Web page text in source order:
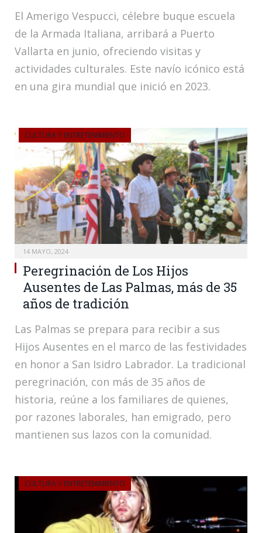
El Amerigo Vespucci, célebre buque escuela
de la Armada Italiana, arribará a Puerto
Vallarta en junio, ofreciendo visitas y
actividades culturales. Este navío icónico está
en una gira mundial que inició en 2023.
CULTURA Y ENTRETENIMIENTO
14 MAYO, 2024
Peregrinación de Los Hijos
Ausentes de Las Palmas, más de 35
años de tradición
Las Palmas se prepara para recibir a sus
Hijos Ausentes en el marco de las festividades
en honor a San Isidro Labrador. La tradicional
peregrinación, con más de 35 años de
historia, reúne a los familiares de quienes,
por razones laborales, han emigrado, pero
mantienen sus lazos con la comunidad.
CULTURA Y ENTRETENIMIENTO